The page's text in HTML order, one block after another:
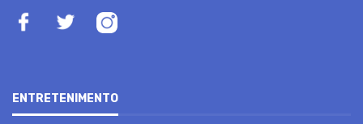
ENTRETENIMENTO